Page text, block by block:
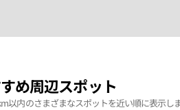
め周辺スポット
以内のさまざまなスポットを近い順に表示しま